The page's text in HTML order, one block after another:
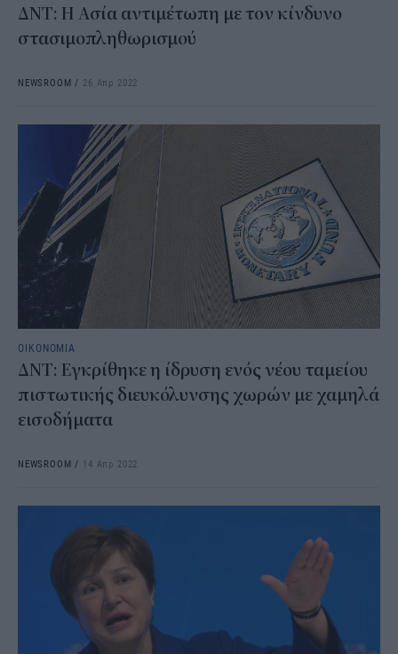
ΔΝΤ: Η Ασία αντιμέτωπη με τον κίνδυνο
στασιμοπληθωρισμού
NEWSROOM / 26 Απρ 2022
ΟΙΚΟΝΟΜΙΑ
ΔΝΤ: Εγκρίθηκε η ίδρυση ενός νέου ταμείου
πιστωτικής διευκόλυνσης χωρών με χαμηλά
εισοδήματα
NEWSROOM / 14 Απρ 2022